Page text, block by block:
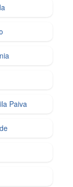
Paiva